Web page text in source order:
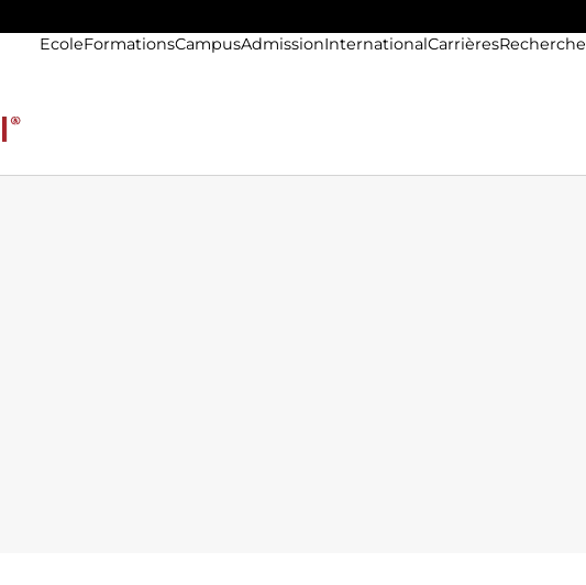
EcoleFormationsCampusAdmissionInternationalCarrièresRecherche